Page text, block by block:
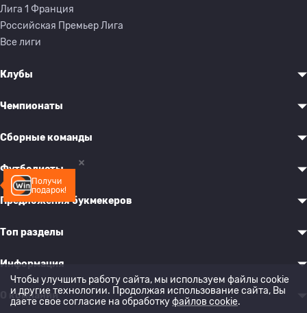
Получи
подарок!
Лига 1 Франция
Российская Премьер Лига
Все лиги
Клубы
Чемпионаты
Сборные команды
Футболисты
Предложения букмекеров
Топ разделы
Информация
О компании
Чтобы улучшить работу сайта, мы используем файлы cookie
и другие технологии. Продолжая использование сайта, Вы
даете свое согласие на обработкуфайлов cookie.